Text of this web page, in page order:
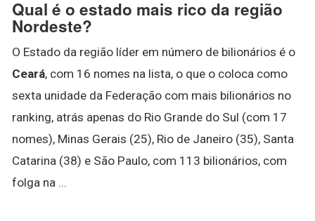
Qual é o estado mais rico da região
Nordeste?
O Estado da região líder em número de bilionários é o
Ceará, com 16 nomes na lista, o que o coloca como
sexta unidade da Federação com mais bilionários no
ranking, atrás apenas do Rio Grande do Sul (com 17
nomes), Minas Gerais (25), Rio de Janeiro (35), Santa
Catarina (38) e São Paulo, com 113 bilionários, com
folga na ...